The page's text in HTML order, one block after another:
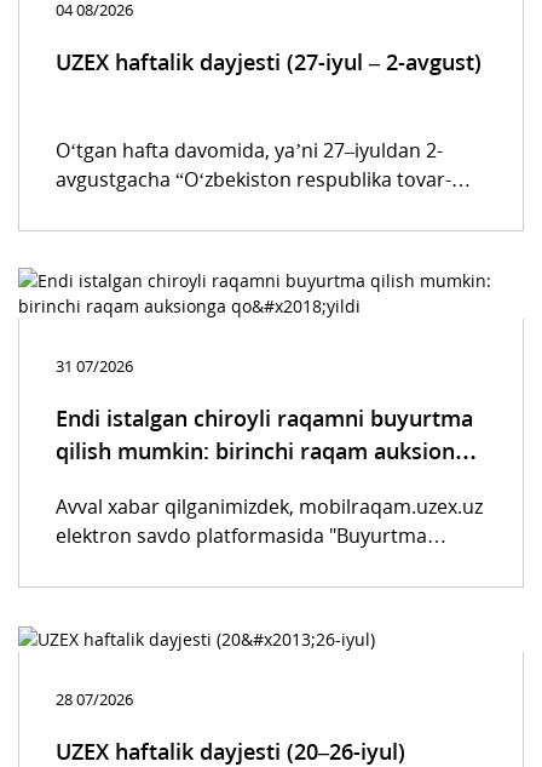
04 08/2026
UZEX haftalik dayjesti (27-iyul – 2-avgust)
O‘tgan hafta davomida, yaʼni 27–iyuldan 2-
avgustgacha “O‘zbekiston respublika tovar-
platformalarida 41 602 ta bitim tuzilgan bo‘lib,
Ularning 37,5 % birja savdolariga, qolgan 62,5
% qismi esa elektron tijorat savdo tizimlariga
31 07/2026
Endi istalgan chiroyli raqamni buyurtma
qilish mumkin: birinchi raqam auksionga
Avval xabar qilganimizdek, mobilraqam.uzex.uz
elektron savdo platformasida "Buyurtma
ushbu xizmat orqali foydalanuvchilar o'zlari
savdolarga qo'yilmagan yoki operatorlar
buyurtma qilishlari mumkin.
28 07/2026
UZEX haftalik dayjesti (20–26-iyul)